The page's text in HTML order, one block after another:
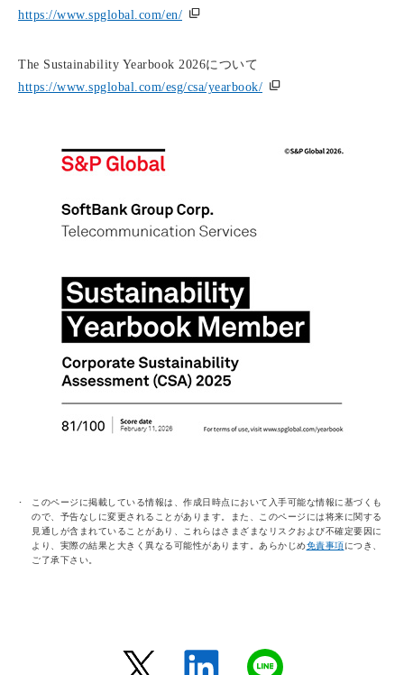
https://www.spglobal.com/en/
The Sustainability Yearbook 2026について
https://www.spglobal.com/esg/csa/yearbook/
このページに掲載している情報は、作成日時点において入手可能な情報に基づくも
ので、予告なしに変更されることがあります。また、このページには将来に関する
見通しが含まれていることがあり、これらはさまざまなリスクおよび不確定要因に
より、実際の結果と大きく異なる可能性があります。あらかじめ免責事項につき、
ご了承下さい。